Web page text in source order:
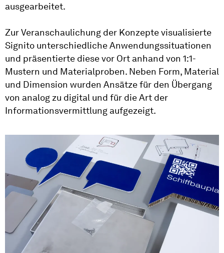
ausgearbeitet.
Zur Veranschaulichung der Konzepte visualisierte
Signito unterschiedliche Anwendungssituationen
und präsentierte diese vor Ort anhand von 1:1-
Mustern und Materialproben. Neben Form, Material
und Dimension wurden Ansätze für den Übergang
von analog zu digital und für die Art der
Informationsvermittlung aufgezeigt.